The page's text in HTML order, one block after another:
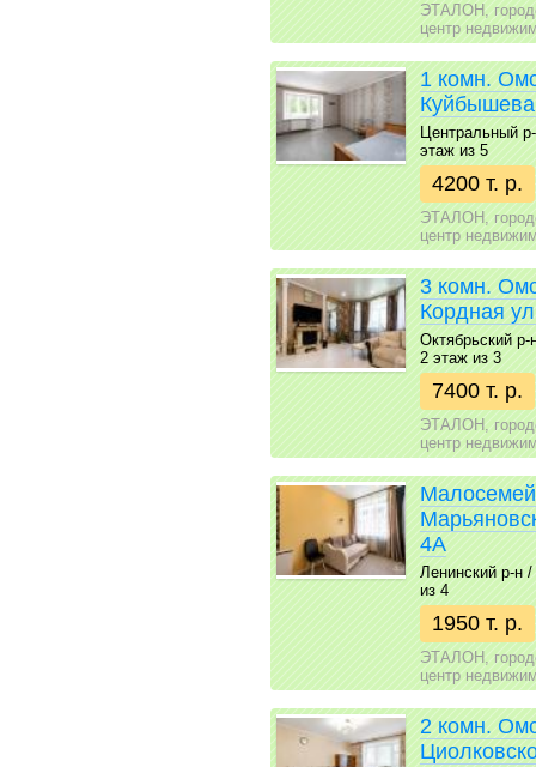
ЭТАЛОН,
центр
1 комн.
Центральный
этаж из 5
4200 т. р.
ЭТАЛОН,
центр
3 комн.
Кордная
Октябрьский
2 этаж из 3
7400 т. р.
ЭТАЛОН,
центр
4А
Ленинский р-н
из 4
1950 т. р.
ЭТАЛОН,
центр
2 комн.